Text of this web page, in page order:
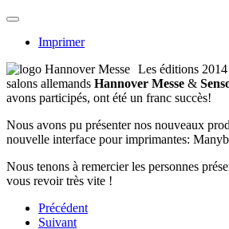
Imprimer
Les éditions 2014
salons allemands Hannover Messe &
avons participés, ont été un franc succès!
Nous avons pu présenter nos nouveaux
nouvelle interface pour imprimantes:
Nous tenons à remercier les personnes
vous revoir très vite !
Précédent
Suivant